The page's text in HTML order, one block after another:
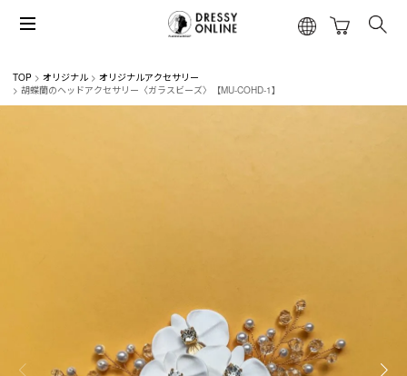
TOP オリジナル
オリジナルアクセサリー
胡蝶蘭のヘッドアクセサリー〈ガラスビーズ〉【MU-COHD-1】